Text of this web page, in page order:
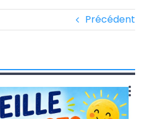
Précédent